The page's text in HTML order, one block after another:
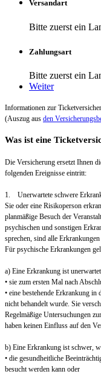
Versandart
Bitte zuerst ein
Zahlungsart
Bitte zuerst ein
Weiter
Informationen zur
(Auszug aus den
Was ist eine
Die Versicherung ersetzt Ihnen
folgenden Ereignisse eintritt:
1. Unerwartete schwere
Sie oder eine Risikoperson
planmäßige Besuch der
psychischen und sonstigen
sprechen, sind alle
Für psychische Erkrankungen
a) Eine Erkrankung ist
• sie zum ersten Mal nach
• eine bestehende Erkrankung
nicht behandelt wurde. Sie
Regelmäßige Untersuchungen
haben keinen Einfluss auf den
b) Eine Erkrankung ist schwer,
• die gesundheitliche
besucht werden kann oder